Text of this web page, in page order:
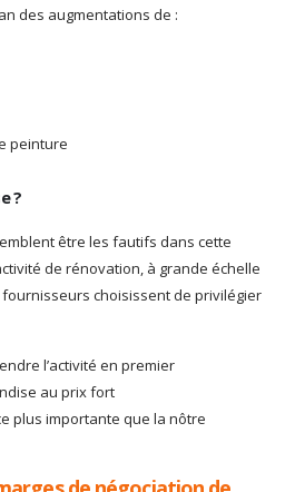
des augmentations de :
peinture
?
être les fautifs dans cette
de rénovation, à grande échelle
choisissent de privilégier
l’activité en premier
au prix fort
plus importante que la nôtre